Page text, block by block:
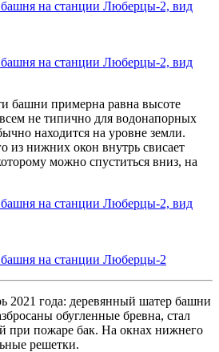
башни примерна равна высоте
не типично для водонапорных
находится на уровне земли.
из нижних окон внутрь свисает
можно спуститься вниз, на
2021 года: деревянный шатер башни
обугленные бревна, стал
при пожаре бак. На окнах нижнего
решетки.